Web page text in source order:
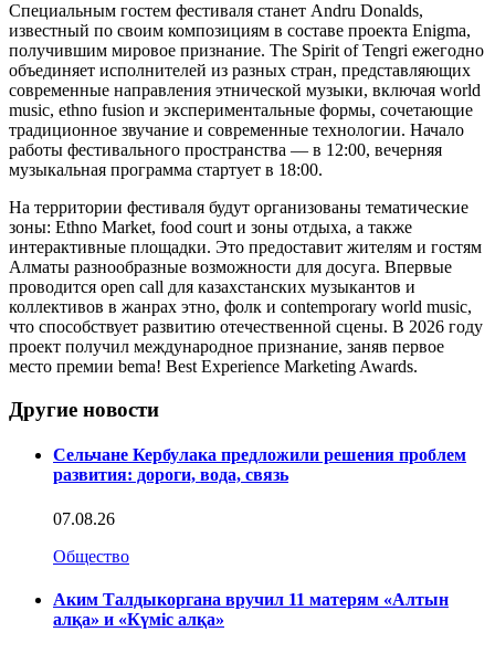
Специальным гостем фестиваля станет Andru Donalds,
известный по своим композициям в составе проекта Enigma,
получившим мировое признание. The Spirit of Tengri ежегодно
объединяет исполнителей из разных стран, представляющих
современные направления этнической музыки, включая world
music, ethno fusion и экспериментальные формы, сочетающие
традиционное звучание и современные технологии. Начало
работы фестивального пространства — в 12:00, вечерняя
музыкальная программа стартует в 18:00.
На территории фестиваля будут организованы тематические
зоны: Ethno Market, food court и зоны отдыха, а также
интерактивные площадки. Это предоставит жителям и гостям
Алматы разнообразные возможности для досуга. Впервые
проводится open call для казахстанских музыкантов и
коллективов в жанрах этно, фолк и contemporary world music,
что способствует развитию отечественной сцены. В 2026 году
проект получил международное признание, заняв первое
место премии bema! Best Experience Marketing Awards.
Другие новости
Сельчане Кербулака предложили решения проблем
развития: дороги, вода, связь
07.08.26
Общество
Аким Талдыкоргана вручил 11 матерям «Алтын
алқа» и «Күміс алқа»